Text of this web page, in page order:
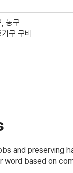
농구
구 구비
and preserving
based on